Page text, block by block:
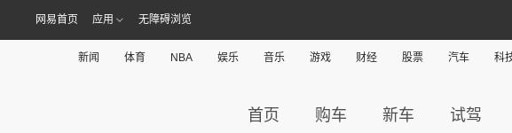
网易首页 应用 无障碍浏览
新闻 体育 NBA 娱乐 音乐 游戏 财经 股票 汽车 科
首页 购车 新车 试驾